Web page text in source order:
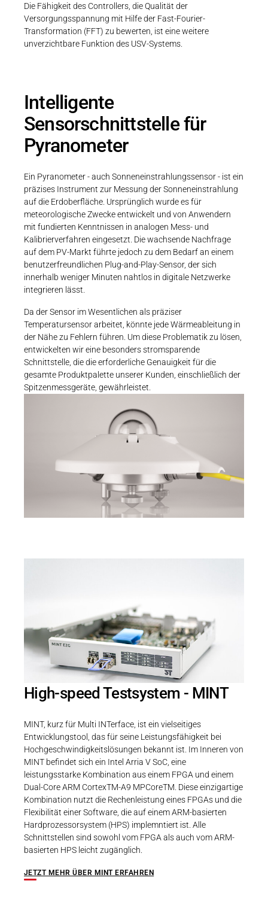
Die Fähigkeit des Controllers, die Qualität der
Versorgungsspannung mit Hilfe der Fast-Fourier-
Transformation (FFT) zu bewerten, ist eine weitere
unverzichtbare Funktion des USV-Systems.
Intelligente
Sensorschnittstelle für
Pyranometer
Ein Pyranometer - auch Sonneneinstrahlungssensor - ist ein
präzises Instrument zur Messung der Sonneneinstrahlung
auf die Erdoberfläche. Ursprünglich wurde es für
meteorologische Zwecke entwickelt und von Anwendern
mit fundierten Kenntnissen in analogen Mess- und
Kalibrierverfahren eingesetzt. Die wachsende Nachfrage
auf dem PV-Markt führte jedoch zu dem Bedarf an einem
benutzerfreundlichen Plug-and-Play-Sensor, der sich
innerhalb weniger Minuten nahtlos in digitale Netzwerke
integrieren lässt.
Da der Sensor im Wesentlichen als präziser
Temperatursensor arbeitet, könnte jede Wärmeableitung in
der Nähe zu Fehlern führen. Um diese Problematik zu lösen,
entwickelten wir eine besonders stromsparende
Schnittstelle, die die erforderliche Genauigkeit für die
gesamte Produktpalette unserer Kunden, einschließlich der
Spitzenmessgeräte, gewährleistet.
High-speed Testsystem - MINT
MINT, kurz für Multi INTerface, ist ein vielseitiges
Entwicklungstool, das für seine Leistungsfähigkeit bei
Hochgeschwindigkeitslösungen bekannt ist. Im Inneren von
MINT befindet sich ein Intel Arria V SoC, eine
leistungsstarke Kombination aus einem FPGA und einem
Dual-Core ARM CortexTM-A9 MPCoreTM. Diese einzigartige
Kombination nutzt die Rechenleistung eines FPGAs und die
Flexibilität einer Software, die auf einem ARM-basierten
Hardprozessorsystem (HPS) implemntiert ist. Alle
Schnittstellen sind sowohl vom FPGA als auch vom ARM-
basierten HPS leicht zugänglich.
JETZT MEHR ÜBER MINT ERFAHREN